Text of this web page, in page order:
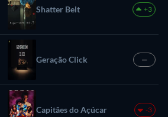
Shatter Belt +3
Geração Click —
Capitães do Açúcar -3